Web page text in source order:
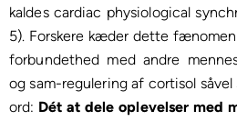
kaldes cardiac physiological
5). Forskere kæder dette
forbundethed med andre
og sam-regulering af cortisol
ord: Dét at dele oplevelser med